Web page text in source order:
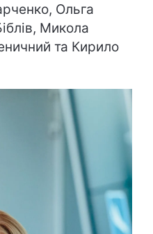
Ольга
Микола
та Кирило